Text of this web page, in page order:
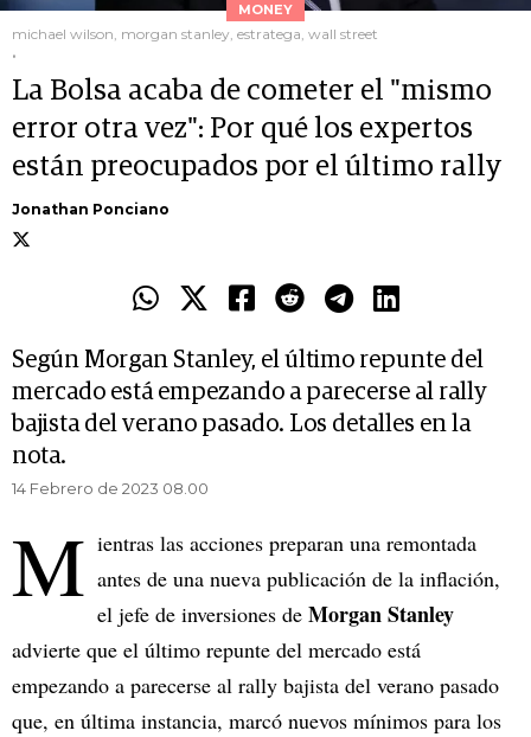
MONEY
michael wilson, morgan stanley, estratega, wall street
.
La Bolsa acaba de cometer el "mismo
error otra vez": Por qué los expertos
están preocupados por el último rally
Jonathan Ponciano
Según Morgan Stanley, el último repunte del
mercado está empezando a parecerse al rally
bajista del verano pasado. Los detalles en la
nota.
14 Febrero de 2023 08.00
M ientras las acciones preparan una remontada
antes de una nueva publicación de la inflación,
el jefe de inversiones de Morgan Stanley
advierte que el último repunte del mercado está
empezando a parecerse al rally bajista del verano pasado
que, en última instancia, marcó nuevos mínimos para los